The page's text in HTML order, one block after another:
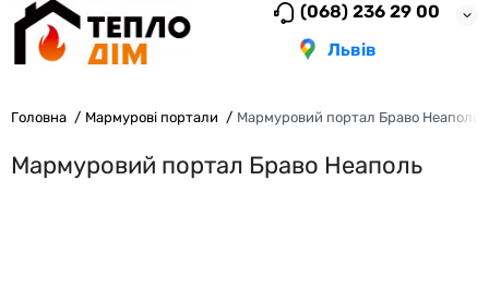
(068) 236 29 00
Львів
Головна Мармурові портали Мармуровий портал Браво Неаполь
Мармуровий портал Браво Неаполь